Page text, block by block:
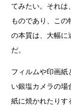
てみたい。それは
ものであり、こ
の本質は、大幅に
だ。
フィルムや印画
い銀塩カメラの
紙に焼かれたりす